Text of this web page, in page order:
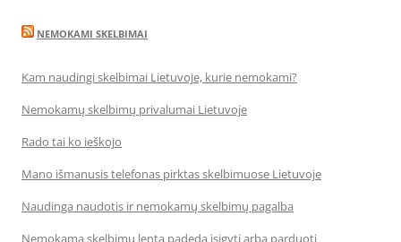
NEMOKAMI SKELBIMAI
Kam naudingi skelbimai Lietuvoje, kurie nemokami?
Nemokamų skelbimų privalumai Lietuvoje
Rado tai ko ieškojo
Mano išmanusis telefonas pirktas skelbimuose Lietuvoje
Naudinga naudotis ir nemokamų skelbimų pagalba
Nemokama skelbimų lenta padeda įsigyti arba parduoti